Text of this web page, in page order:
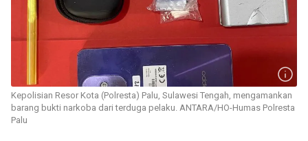
Kepolisian Resor Kota (Polresta) Palu, Sulawesi Tengah, mengamankan
barang bukti narkoba dari terduga pelaku. ANTARA/HO-Humas Polresta
Palu